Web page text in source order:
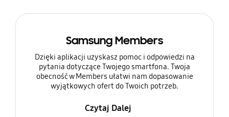
Samsung Members
Dzięki aplikacji uzyskasz pomoc i odpowiedzi na
pytania dotyczące Twojego smartfona. Twoja
obecność w Members ułatwi nam dopasowanie
wyjątkowych ofert do Twoich potrzeb.
Czytaj Dalej